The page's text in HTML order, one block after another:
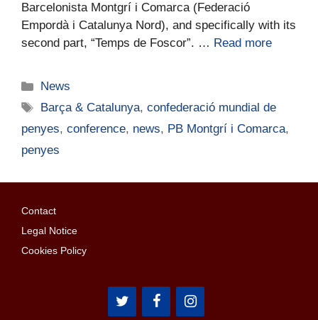
Barcelonista Montgrí i Comarca (Federació
Empordà i Catalunya Nord), and specifically with its
second part, “Temps de Foscor”. … Read more
News
Barça & Catalunya,confederació mundial de
penyes, conference, news, PB Montgrí i Comarca,
penyes
Contact
Legal Notice
Cookies Policy